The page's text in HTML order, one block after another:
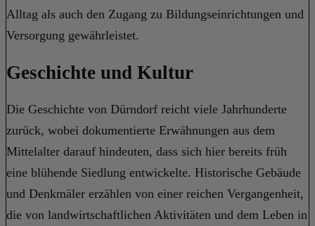
Alltag als auch den Zugang zu Bildungseinrichtungen und
Versorgung gewährleistet.
Geschichte und Kultur
Die Geschichte von Dürndorf reicht viele Jahrhunderte
zurück, wobei dokumentierte Erwähnungen aus dem
Mittelalter darauf hindeuten, dass sich hier bereits früh
eine blühende Siedlung entwickelte. Historische Gebäude
und Denkmäler erzählen von einer reichen Vergangenheit,
die von landwirtschaftlichen Aktivitäten und dem Leben in